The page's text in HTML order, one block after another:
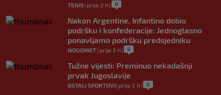
TENIS| prije 2 h | 0
Nakon Argentine, Infantino dobio
podršku i konfederacije: Jednoglasno
ponavljamo podršku predsjedniku
NOGOMET| prije 3 h | 0
Tužne vijesti: Preminuo nekadašnji
prvak Jugoslavije
OSTALI SPORTOVI| prije 3 h | 0